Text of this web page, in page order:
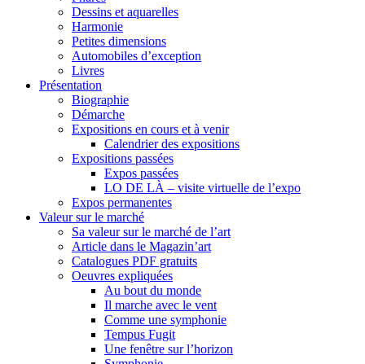
Dessins et aquarelles
Harmonie
Petites dimensions
Automobiles d’exception
Livres
Présentation
Biographie
Démarche
Expositions en cours et à venir
Calendrier des expositions
Expositions passées
Expos passées
LO DE LÀ – visite virtuelle de l’expo
Expos permanentes
Valeur sur le marché
Sa valeur sur le marché de l’art
Article dans le Magazin’art
Catalogues PDF gratuits
Oeuvres expliquées
Au bout du monde
Il marche avec le vent
Comme une symphonie
Tempus Fugit
Une fenêtre sur l’horizon